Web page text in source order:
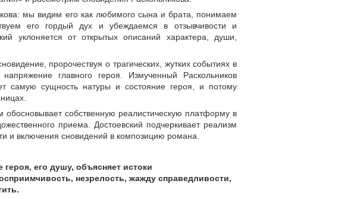
мы видим его как любимого сына и брата, понимаем
его гордый дух и убеждаемся в отзывчивости и
уклоняется от открытых описаний характера, души,
пророчествуя о трагических, жутких событиях в
главного героя. Измученный Раскольников
самую сущность натуры и состояние героя, и потому
обосновывает собственную реалистическую платформу в
приема. Достоевский подчеркивает реализм
и включения сновидений в композицию романа.
его душу, объясняет истоки
незрелость, жажду справедливости,